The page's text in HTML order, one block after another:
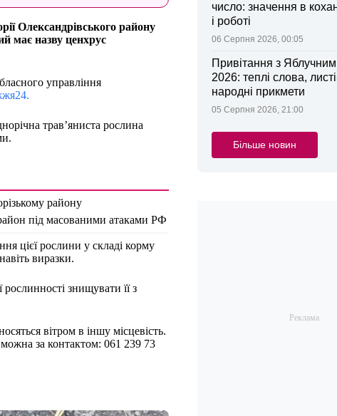
Олександрівського району
має назву ценхрус
управління
трав’яниста рослина
району
під масованими атаками РФ
цієї рослини у складі корму
виразки.
знищувати її з
вітром в іншу місцевість.
за контактом: 061 239 73
число: значення в
і роботі
06 Серпня 2026, 00:05
Привітання з
2026: теплі слова,
народні прикмети
05 Серпня 2026, 21:00
Більше новин